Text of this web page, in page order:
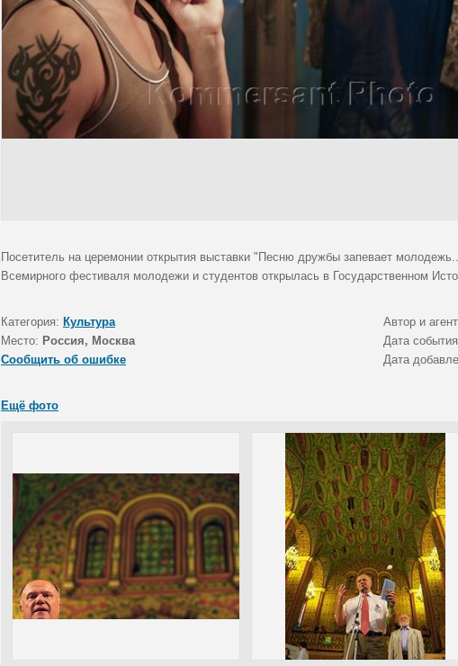
Посетитель на церемонии открытия выставки "Песню дружбы запевает
Всемирного фестиваля молодежи и студентов открылась в Государственном
Категория: Культура Автор и
Место: Россия, Москва Дата
Сообщить об ошибке
Дата
Ещё фото